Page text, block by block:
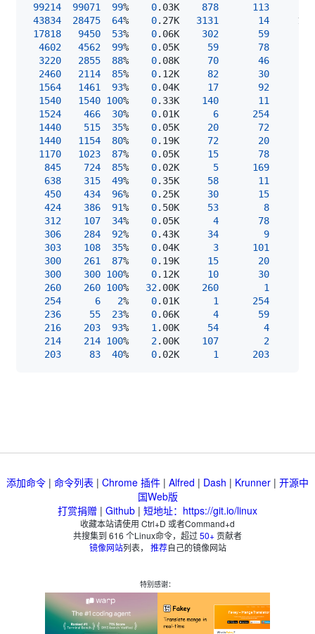
99214
99071 99% 0.03K 878
113
43834
28475 64% 0.27K 3131
14
17818
9450 53% 0.06K 302
59
4602
4562 99% 0.05K 59
78
3220
2855 88% 0.08K 70
46
2460
2114 85% 0.12K 82
30
1564
1461 93% 0.04K 17
92
1540
1540 100% 0.33K 140
11
1524
466 30% 0.01K 6
254
1440
515 35% 0.05K 20
72
1440
1154 80% 0.19K 72
20
1170
1023 87% 0.05K 15
78
845
724 85% 0.02K 5
169
638
315 49% 0.35K 58
11
450
434 96% 0.25K 30
15
424
386 91% 0.50K 53
8
312
107 34% 0.05K 4
78
306
284 92% 0.43K 34
9
303
108 35% 0.04K 3
101
300
261 87% 0.19K 15
20
300
300 100% 0.12K 10
30
260
260 100% 32.00K 260
1
254
6 2% 0.01K 1
254
236
55 23% 0.06K 4
59
216
203 93% 1 .00K 54
4
214
214 100% 2.00K 107
2
203
83 40% 0.02K 1 203
添加命令 | 命令列表 | Chrome 插件 | Alfred | Dash | Krunner | 开源中
国Web版
打赏捐赠 | Github | 短地址：https://git.io/linux
收藏本站请使用 Ctrl+D 或者Command+d
共搜集到 616 个Linux命令，超过50+贡献者
镜像网站列表， 推荐自己的镜像网站
特别感谢：